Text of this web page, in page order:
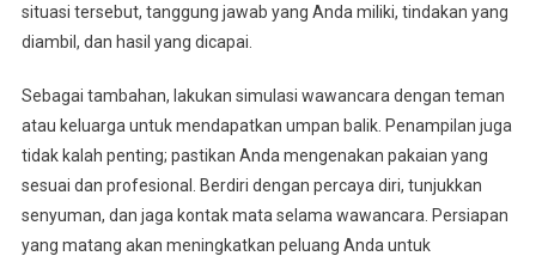
situasi tersebut, tanggung jawab yang Anda miliki, tindakan yang
diambil, dan hasil yang dicapai.
Sebagai tambahan, lakukan simulasi wawancara dengan teman
atau keluarga untuk mendapatkan umpan balik. Penampilan juga
tidak kalah penting; pastikan Anda mengenakan pakaian yang
sesuai dan profesional. Berdiri dengan percaya diri, tunjukkan
senyuman, dan jaga kontak mata selama wawancara. Persiapan
yang matang akan meningkatkan peluang Anda untuk